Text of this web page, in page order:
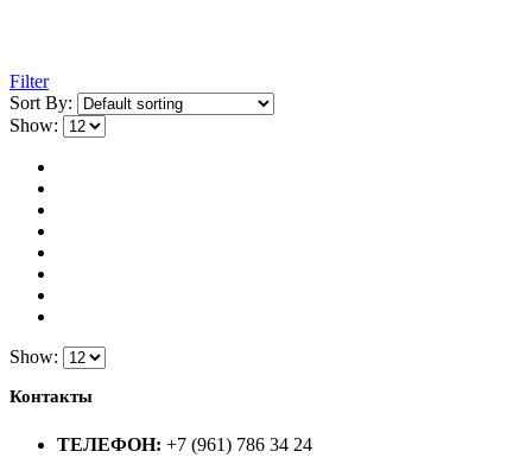
Filter
Sort By:
Show:
Show:
Контакты
ТЕЛЕФОН: +7 (961) 786 34 24